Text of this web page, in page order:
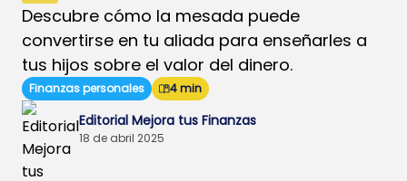
Descubre cómo la mesada puede
convertirse en tu aliada para enseñarles a
tus hijos sobre el valor del dinero.
Finanzas personales 4 min
Editorial Mejora tus Finanzas
18 de abril 2025